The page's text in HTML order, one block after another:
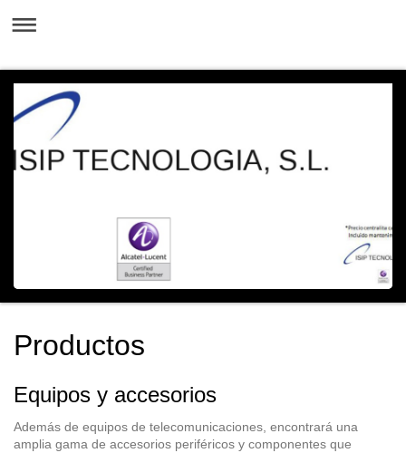
Productos
Equipos y accesorios
Además de equipos de telecomunicaciones, encontrará una
amplia gama de accesorios periféricos y componentes que